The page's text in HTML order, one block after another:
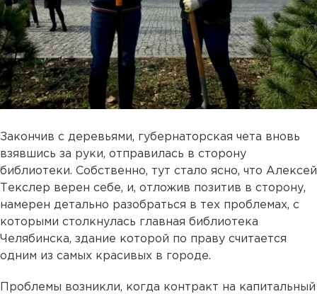
Закончив с деревьями, губернаторская чета вновь
взявшись за руки, отправилась в сторону
библиотеки. Собственно, тут стало ясно, что Алексей
Текслер верен себе, и, отложив позитив в сторону,
намерен детально разобраться в тех проблемах, с
которыми столкнулась главная библиотека
Челябинска, здание которой по праву считается
одним из самых красивых в городе.
Проблемы возникли, когда контракт на капитальный